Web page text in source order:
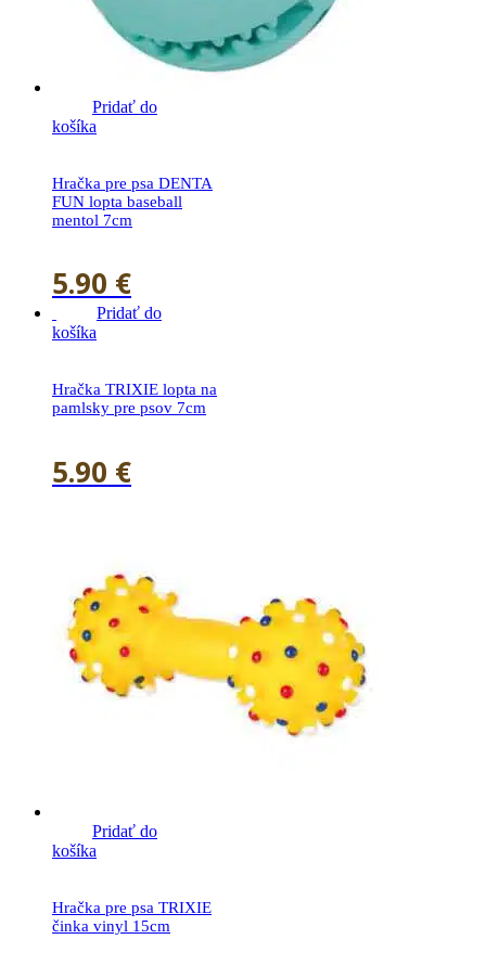
Pridať do
košíka
Hračka pre psa DENTA
FUN lopta baseball
mentol 7cm
5.90 €
Pridať do
košíka
Hračka TRIXIE lopta na
pamlsky pre psov 7cm
5.90 €
Pridať do
košíka
Hračka pre psa TRIXIE
činka vinyl 15cm